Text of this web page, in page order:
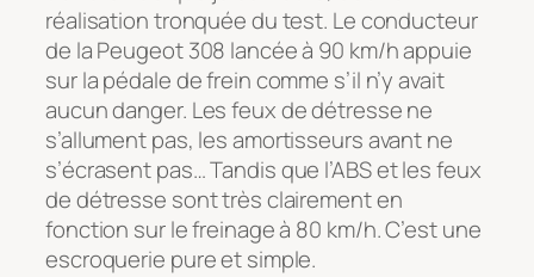
réalisation tronquée du test. Le conducteur
de la Peugeot 308 lancée à 90 km/h appuie
sur la pédale de frein comme s’il n’y avait
aucun danger. Les feux de détresse ne
s’allument pas, les amortisseurs avant ne
s’écrasent pas… Tandis que l’ABS et les feux
de détresse sont très clairement en
fonction sur le freinage à 80 km/h. C’est une
escroquerie pure et simple.